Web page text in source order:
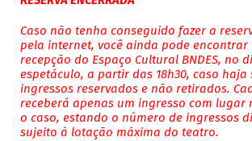
Caso não tenha conseguido fazer a
pela internet, você ainda pode encontrar
recepção do Espaço Cultural BNDES, no
espetáculo, a partir das 18h30, caso
ingressos reservados e não retirados.
receberá apenas um ingresso com lugar
o caso, estando o número de ingressos
sujeito à lotação máxima do teatro.